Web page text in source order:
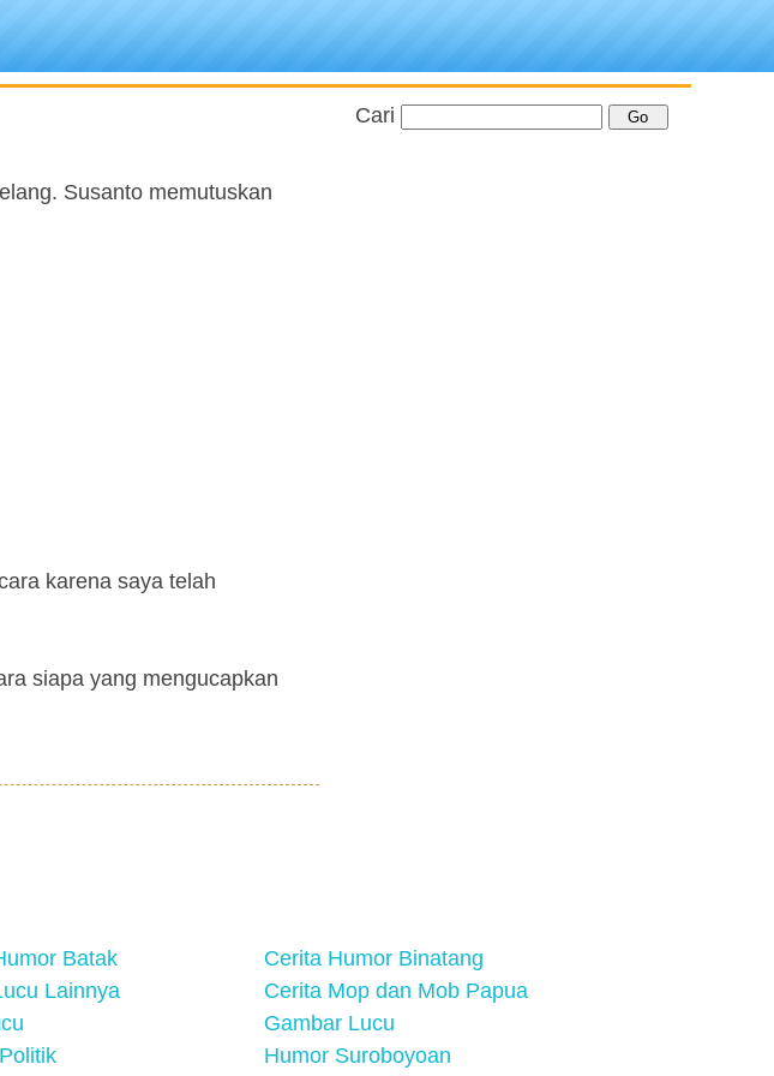
Susanto memutuskan
karena saya telah
siapa yang mengucapkan
Cari
Batak
Cerita Humor Binatang
Lainnya
Cerita Mop dan Mob Papua
Gambar Lucu
Humor Suroboyoan